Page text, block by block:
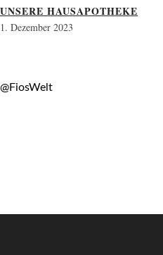
UNSERE HAUSAPOTHEKE
1. Dezember 2023
@FiosWelt